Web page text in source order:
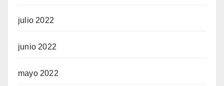
julio 2022
junio 2022
mayo 2022